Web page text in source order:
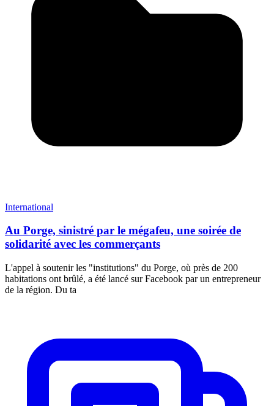
International
Au Porge, sinistré par le mégafeu, une soirée de
solidarité avec les commerçants
L'appel à soutenir les "institutions" du Porge, où près de 200
habitations ont brûlé, a été lancé sur Facebook par un entrepreneur
de la région. Du ta